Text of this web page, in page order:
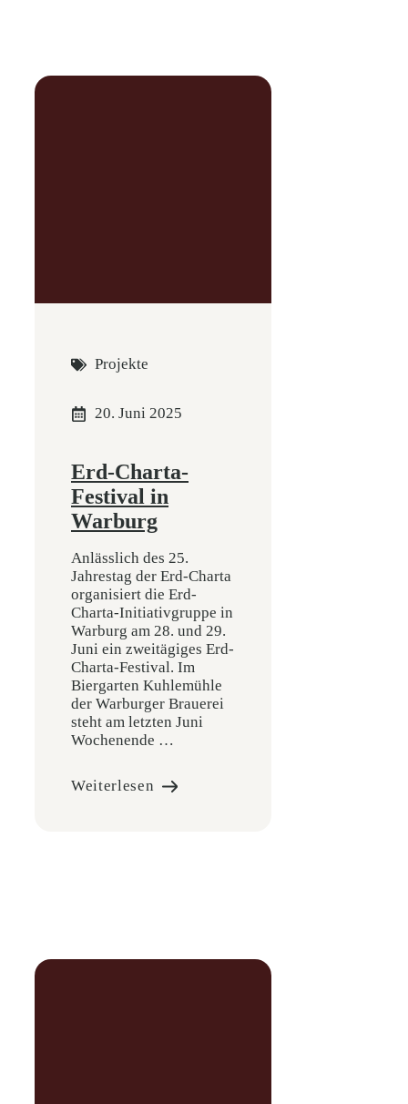
Projekte
20. Juni 2025
Erd-Charta-
Festival in
Warburg
Anlässlich des 25.
Jahrestag der Erd-Charta
organisiert die Erd-
Charta-Initiativgruppe in
Warburg am 28. und 29.
Juni ein zweitägiges Erd-
Charta-Festival. Im
Biergarten Kuhlemühle
der Warburger Brauerei
steht am letzten Juni
Wochenende …
Weiterlesen